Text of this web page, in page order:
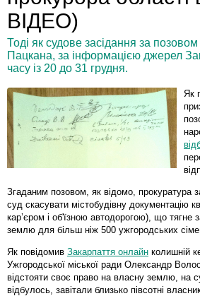
ВІДЕО)
Тоді як судове засідання за
Пацкана, за інформацією джерел
часу із 20 до 31 грудня.
Як
Згаданим позовом, як відомо, прокуратура
суд скасувати містобудівну документацію
кар’єром і об'їзною автодорогою), що тягне
землю для більш ніж 500 ужгородських
Як повідомив Закарпаття онлайн колишній
Ужгородської міської ради Олександр
відстояти своє право на власну землю, на
відбулось, завітали близько півсотні